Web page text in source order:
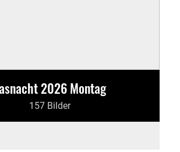
2026 Montag
157 Bilder